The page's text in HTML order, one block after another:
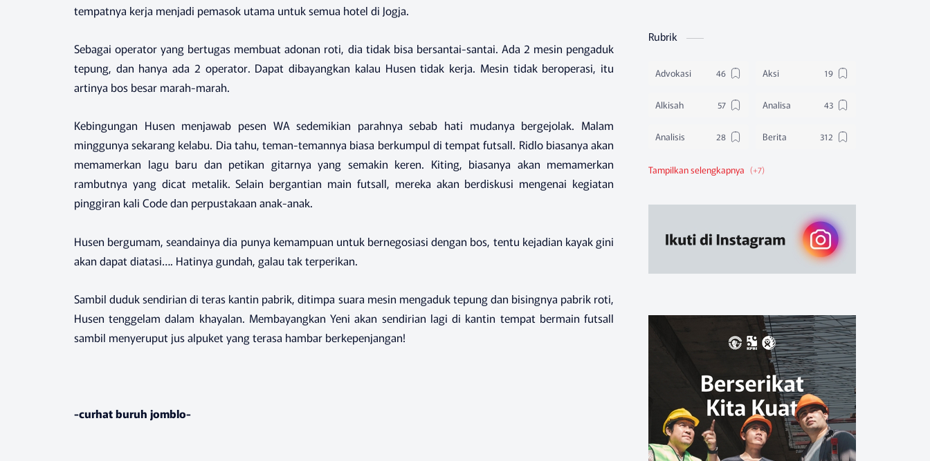
tempatnya kerja menjadi pemasok utama untuk semua hotel di Jogja.
Sebagai operator yang bertugas membuat adonan roti, dia tidak bisa bersantai-santai. Ada 2 mesin pengaduk
tepung, dan hanya ada 2 operator. Dapat dibayangkan kalau Husen tidak kerja. Mesin tidak beroperasi, itu
artinya bos besar marah-marah.
Kebingungan Husen menjawab pesen WA sedemikian parahnya sebab hati mudanya bergejolak. Malam
minggunya sekarang kelabu. Dia tahu, teman-temannya biasa berkumpul di tempat futsall. Ridlo biasanya akan
memamerkan lagu baru dan petikan gitarnya yang semakin keren. Kiting, biasanya akan memamerkan
rambutnya yang dicat metalik. Selain bergantian main futsall, mereka akan berdiskusi mengenai kegiatan
pinggiran kali Code dan perpustakaan anak-anak.
Husen bergumam, seandainya dia punya kemampuan untuk bernegosiasi dengan bos, tentu kejadian kayak gini
akan dapat diatasi…. Hatinya gundah, galau tak terperikan.
Sambil duduk sendirian di teras kantin pabrik, ditimpa suara mesin mengaduk tepung dan bisingnya pabrik roti,
Husen tenggelam dalam khayalan. Membayangkan Yeni akan sendirian lagi di kantin tempat bermain futsall
sambil menyeruput jus alpuket yang terasa hambar berkepenjangan!
-curhat buruh jomblo-
Rubrik
Advokasi Aksi
Alkisah Analisa
Analisis Berita
Berita Federasi
Ruang Belajar